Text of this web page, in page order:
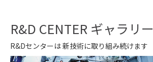
R&D CENTER ギャラリー
R&Dセンターは 新技術に取り組み続けます